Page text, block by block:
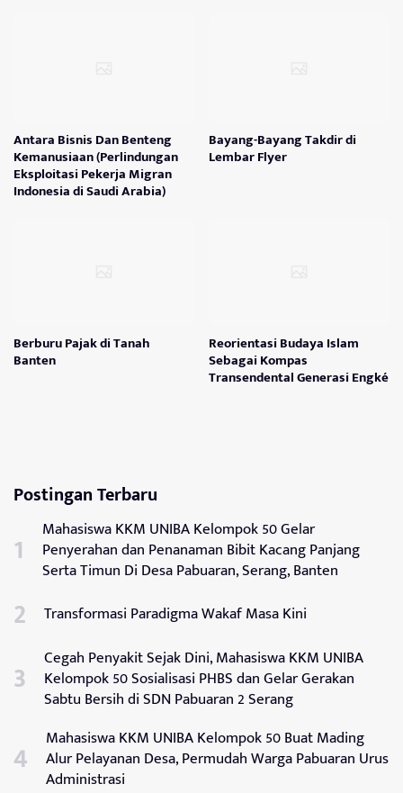
Antara Bisnis Dan Benteng
Kemanusiaan (Perlindungan
Eksploitasi Pekerja Migran
Indonesia di Saudi Arabia)
Bayang-Bayang Takdir di
Lembar Flyer
Berburu Pajak di Tanah
Banten
Reorientasi Budaya Islam
Sebagai Kompas
Transendental Generasi Engké
Postingan Terbaru
Mahasiswa KKM UNIBA Kelompok 50 Gelar
Penyerahan dan Penanaman Bibit Kacang Panjang
Serta Timun Di Desa Pabuaran, Serang, Banten
Transformasi Paradigma Wakaf Masa Kini
Cegah Penyakit Sejak Dini, Mahasiswa KKM UNIBA
Kelompok 50 Sosialisasi PHBS dan Gelar Gerakan
Sabtu Bersih di SDN Pabuaran 2 Serang
Mahasiswa KKM UNIBA Kelompok 50 Buat Mading
Alur Pelayanan Desa, Permudah Warga Pabuaran Urus
Administrasi